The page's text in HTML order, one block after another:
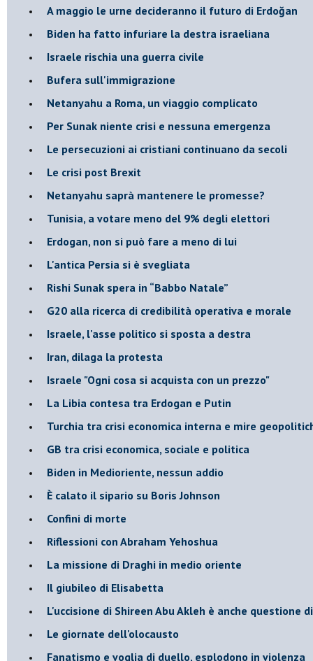
A maggio le urne decideranno il futuro di Erdoğan
Biden ha fatto infuriare la destra israeliana
Israele rischia una guerra civile
Bufera sull'immigrazione
Netanyahu a Roma, un viaggio complicato
Per Sunak niente crisi e nessuna emergenza
Le persecuzioni ai cristiani continuano da secoli
Le crisi post Brexit
Netanyahu saprà mantenere le promesse?
Tunisia, a votare meno del 9% degli elettori
Erdogan, non si può fare a meno di lui
L'antica Persia si è svegliata
Rishi Sunak spera in “Babbo Natale”
G20 alla ricerca di credibilità operativa e morale
Israele, l'asse politico si sposta a destra
Iran, dilaga la protesta
Israele "Ogni cosa si acquista con un prezzo"
La Libia contesa tra Erdogan e Putin
Turchia tra crisi economica interna e mire
GB tra crisi economica, sociale e politica
Biden in Medioriente, nessun addio
È calato il sipario su Boris Johnson
Confini di morte
Riflessioni con Abraham Yehoshua
La missione di Draghi in medio oriente
Il giubileo di Elisabetta
L'uccisione di Shireen Abu Akleh è anche questione
Le giornate dell'olocausto
Fanatismo e voglia di duello, esplodono in violenza